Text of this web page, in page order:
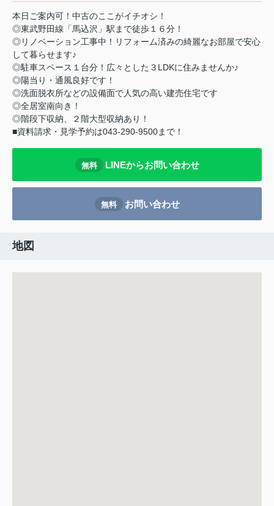
本日ご案内可！中古のここがイチオシ！
◎東武野田線「馬込沢」駅まで徒歩１６分！
◎リノベーション工事中！リフォーム済みの綺麗なお部屋で安心
して暮らせます♪
◎駐車スペース１台分！広々とした３LDKに住みませんか♪
◎陽当り・通風良好です！
◎洗面脱衣所などの設備面で人気の高い建売住宅です
◎全居室南向き！
◎階段下収納、２階大型収納あり！
■資料請求・見学予約は043-290-9500まで！
無料 LINEからお問い合わせ
無料 お問い合わせ
地図